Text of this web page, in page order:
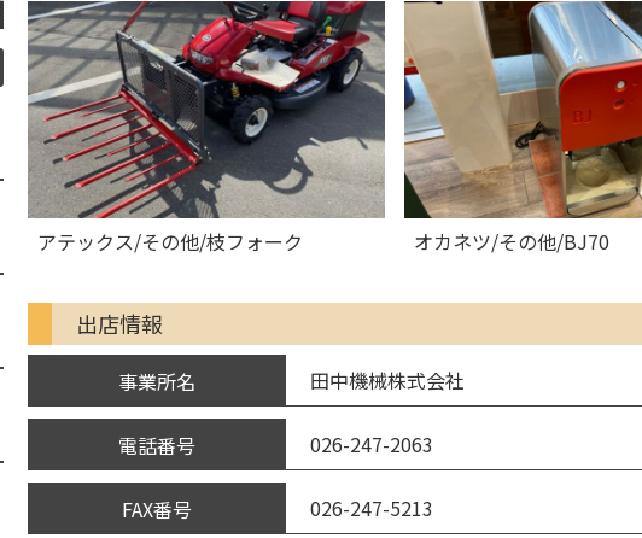
アテックス/その他/枝フォーク オカネツ/その他/BJ70
出店情報
事業所名 田中機械株式会社
電話番号 026-247-2063
FAX番号 026-247-5213